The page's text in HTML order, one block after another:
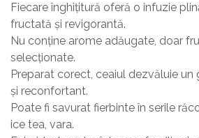
Fiecare înghițitură oferă o infuzie
fructată și revigorantă.
Nu conține arome adăugate, doar
selecționate.
Preparat corect, ceaiul dezvăluie un
și reconfortant.
Poate fi savurat fierbinte în serile
ice tea, vara.